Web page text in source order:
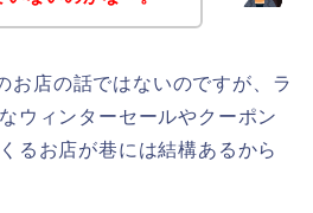
お店の話ではないのですが、ラ
ウィンターセールやクーポン
るお店が巷には結構あるから